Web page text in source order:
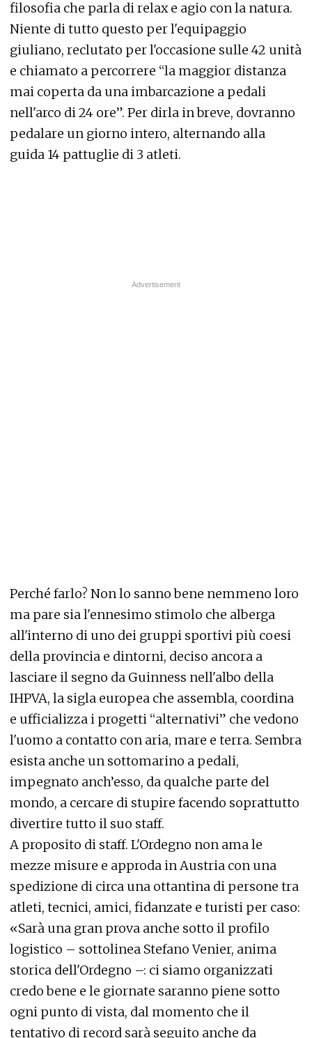
filosofia che parla di relax e agio con la natura.
Niente di tutto questo per l'equipaggio
giuliano, reclutato per l'occasione sulle 42 unità
e chiamato a percorrere “la maggior distanza
mai coperta da una imbarcazione a pedali
nell'arco di 24 ore”. Per dirla in breve, dovranno
pedalare un giorno intero, alternando alla
guida 14 pattuglie di 3 atleti.
Perché farlo? Non lo sanno bene nemmeno loro
ma pare sia l'ennesimo stimolo che alberga
all'interno di uno dei gruppi sportivi più coesi
della provincia e dintorni, deciso ancora a
lasciare il segno da Guinness nell'albo della
IHPVA, la sigla europea che assembla, coordina
e ufficializza i progetti “alternativi” che vedono
l'uomo a contatto con aria, mare e terra. Sembra
esista anche un sottomarino a pedali,
impegnato anch’esso, da qualche parte del
mondo, a cercare di stupire facendo soprattutto
divertire tutto il suo staff.
A proposito di staff. L'Ordegno non ama le
mezze misure e approda in Austria con una
spedizione di circa una ottantina di persone tra
atleti, tecnici, amici, fidanzate e turisti per caso:
«Sarà una gran prova anche sotto il profilo
logistico – sottolinea Stefano Venier, anima
storica dell'Ordegno –: ci siamo organizzati
credo bene e le giornate saranno piene sotto
ogni punto di vista, dal momento che il
tentativo di record sarà seguito anche da